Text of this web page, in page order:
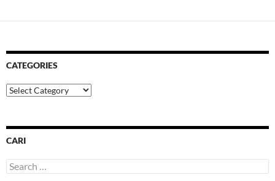
CATEGORIES
Categories
CARI
Search
for: